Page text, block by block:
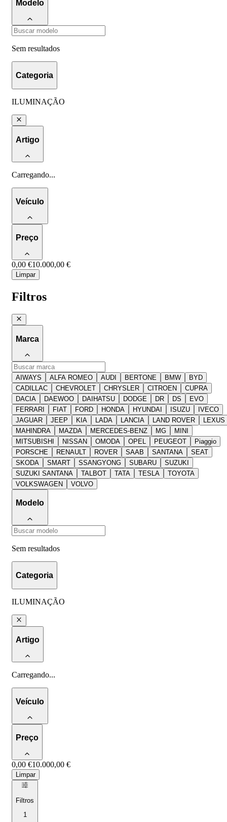
Modelo
Sem resultados
Categoria
ILUMINAÇÃO
Artigo
Carregando...
Veículo
Preço
0,00 €10.000,00 €
Limpar
Filtros
Marca
AIWAYS ALFA ROMEO AUDI BERTONE BMW
BYD
CADILLAC
CHEVROLET CHRYSLER CITROEN
CUPRA
DACIA
DAEWOO DAIHATSU DODGE DR DS
EVO
FERRARI
FIAT FORD HONDA HYUNDAI ISUZU
IVECO
JAGUAR
JEEP KIA LADA LANCIA LAND ROVER
LEXUS
MAHINDRA
MAZDA MERCEDES-BENZ MG
MINI
MITSUBISHI
NISSAN OMODA OPEL PEUGEOT
Piaggio
PORSCHE
RENAULT ROVER SAAB SANTANA
SEAT
SKODA
SMART SSANGYONG SUBARU
SUZUKI
SUZUKI SANTANA
TALBOT TATA TESLA
TOYOTA
VOLKSWAGEN
VOLVO
Modelo
Sem resultados
Categoria
ILUMINAÇÃO
Artigo
Carregando...
Veículo
Preço
0,00 €10.000,00 €
Limpar
Filtros
1